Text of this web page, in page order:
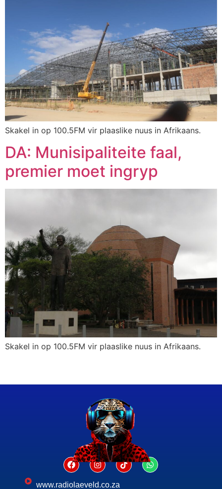
Skakel in op 100.5FM vir plaaslike nuus in Afrikaans.
DA: Munisipaliteite faal,
premier moet ingryp
Skakel in op 100.5FM vir plaaslike nuus in Afrikaans.
www.radiolaeveld.co.za